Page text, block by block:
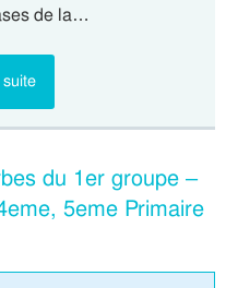
de la…
du 1er groupe –
5eme Primaire